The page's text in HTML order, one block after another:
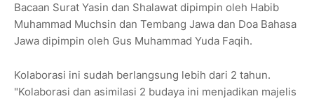
Bacaan Surat Yasin dan Shalawat dipimpin oleh Habib
Muhammad Muchsin dan Tembang Jawa dan Doa Bahasa
Jawa dipimpin oleh Gus Muhammad Yuda Faqih.
Kolaborasi ini sudah berlangsung lebih dari 2 tahun.
"Kolaborasi dan asimilasi 2 budaya ini menjadikan majelis